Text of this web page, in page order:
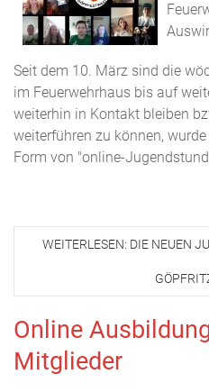
Seit dem 10. März sind die
im Feuerwehrhaus bis auf
weiterhin in Kontakt bleiben
weiterführen zu können,
Form von "online-
WEITERLESEN: DIE NEUEN
Online
Mitglieder